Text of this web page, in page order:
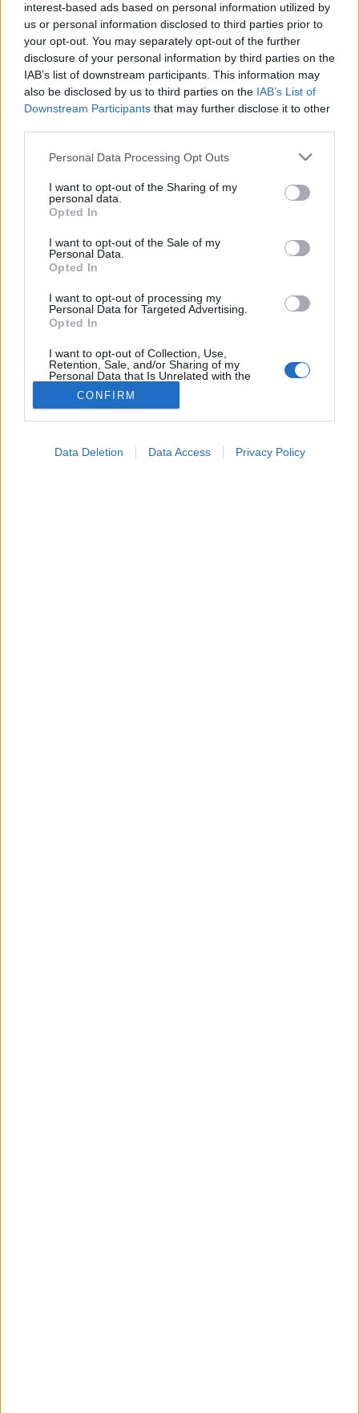
interest-based ads based on personal information utilized by
us or personal information disclosed to third parties prior to
your opt-out. You may separately opt-out of the further
disclosure of your personal information by third parties on the
IAB’s list of downstream participants. This information may
also be disclosed by us to third parties on the IAB’s List of
Downstream Participants that may further disclose it to other
Please note that this website/app uses one or more Google
not limited to your visit or usage behaviour. You may click to
grant or deny consent to Google and its third-party tags to
use your data for below specified purposes in below Google
consent section.
Personal Data Processing Opt Outs
I want to opt-out of the Sharing of my
personal data.
Opted In
I want to opt-out of the Sale of my
Personal Data.
Opted In
I want to opt-out of processing my
Personal Data for Targeted Advertising.
Opted In
I want to opt-out of Collection, Use,
Retention, Sale, and/or Sharing of my
Personal Data that Is Unrelated with the
Purposes for which it was collected.
Opted Out
CONFIRM
Data Deletion Data Access Privacy Policy
Betegségek A-Z
Tünet
Vizsgálat
Kezelés
Életmódváltás
Kutatás
Prevenció
Hírek
Kisállatok egészsége
#allergia#influenza
#cukorbetegség
#orvosmeteorológia
Regisztráció
Csomó
Csomó